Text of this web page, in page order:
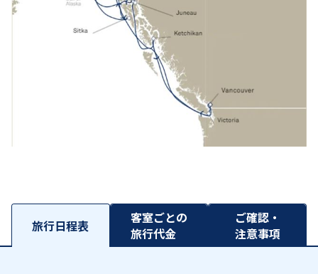
旅行日程表
客室ごとの
旅行代金
ご確認・
注意事項